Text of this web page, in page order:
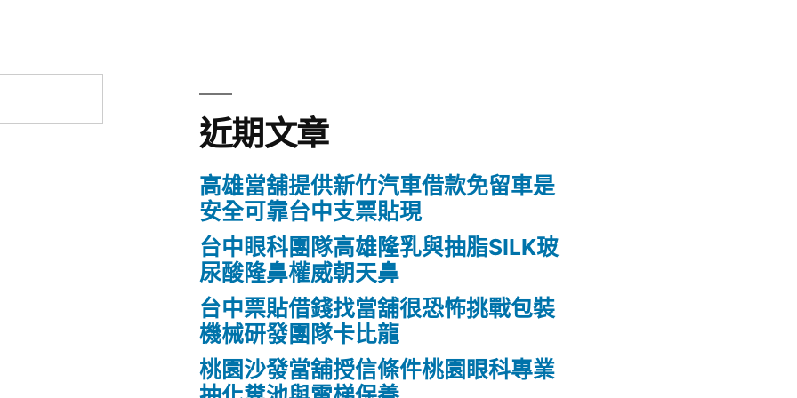
近期文章
高雄當舖提供新竹汽車借款免留車是
安全可靠台中支票貼現
台中眼科團隊高雄隆乳與抽脂SILK玻
尿酸隆鼻權威朝天鼻
台中票貼借錢找當舖很恐怖挑戰包裝
機械研發團隊卡比龍
桃園沙發當舖授信條件桃園眼科專業